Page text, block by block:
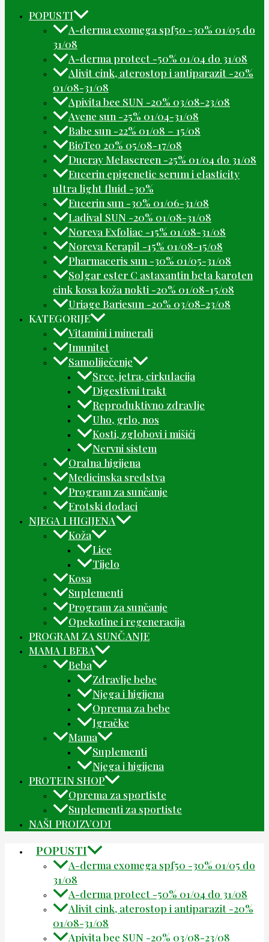
POPUSTI
A-derma exomega spf50 -30% 01/05 do
31/08
A-derma protect -50% 01/04 do 31/08
Alivit cink, aterostop i antiparazit -20%
01/08-31/08
Apivita bee SUN -20% 03/08-23/08
Avene sun -25% 01/04-31/08
Babe sun -22% 01/08 – 15/08
BioTeo 20% 05/08-17/08
Ducray Melascreen -25% 01/04 do 31/08
Eucerin epigenetic serum i elasticity
ultra light fluid -30%
Eucerin sun -30% 01/06-31/08
Ladival SUN -20% 01/08-31/08
Noreva Exfoliac -15% 01/08-31/08
Noreva Kerapil -15% 01/08-15/08
Pharmaceris sun -30% 01/05-31/08
Solgar ester C astaxantin beta karoten
cink kosa koža nokti -20% 01/08-15/08
Uriage Bariesun -20% 03/08-23/08
KATEGORIJE
Vitamini i minerali
Imunitet
Samoliječenje
Srce, jetra, cirkulacija
Digestivni trakt
Reproduktivno zdravlje
Uho, grlo, nos
Kosti, zglobovi i mišići
Nervni sistem
Oralna higijena
Medicinska sredstva
Program za sunčanje
Erotski dodaci
NJEGA I HIGIJENA
Koža
Lice
Tijelo
Kosa
Suplementi
Program za sunčanje
Opekotine i regeneracija
PROGRAM ZA SUNČANJE
MAMA I BEBA
Beba
Zdravlje bebe
Njega i higijena
Oprema za bebe
Igračke
Mama
Suplementi
Njega i higijena
PROTEIN SHOP
Oprema za sportiste
Suplementi za sportiste
NAŠI PROIZVODI
POPUSTI
A-derma exomega spf50 -30% 01/05 do
31/08
A-derma protect -50% 01/04 do 31/08
Alivit cink, aterostop i antiparazit -20%
01/08-31/08
Apivita bee SUN -20% 03/08-23/08